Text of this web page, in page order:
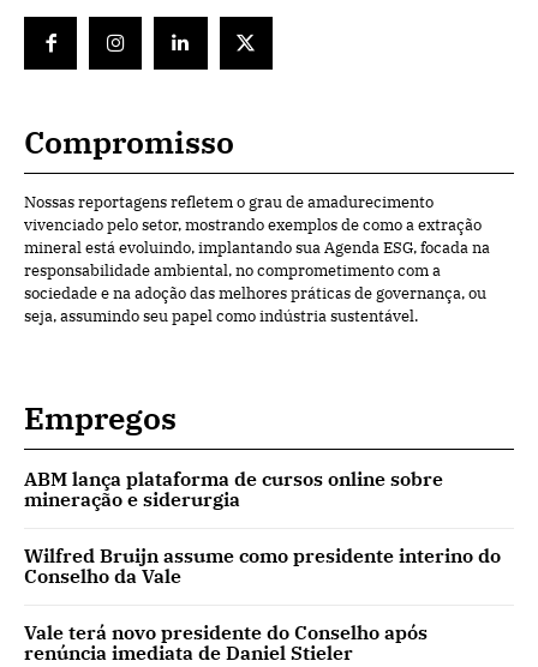
Compromisso
Nossas reportagens refletem o grau de amadurecimento
vivenciado pelo setor, mostrando exemplos de como a extração
mineral está evoluindo, implantando sua Agenda ESG, focada na
responsabilidade ambiental, no comprometimento com a
sociedade e na adoção das melhores práticas de governança, ou
seja, assumindo seu papel como indústria sustentável.
Empregos
ABM lança plataforma de cursos online sobre
mineração e siderurgia
Wilfred Bruijn assume como presidente interino do
Conselho da Vale
Vale terá novo presidente do Conselho após
renúncia imediata de Daniel Stieler